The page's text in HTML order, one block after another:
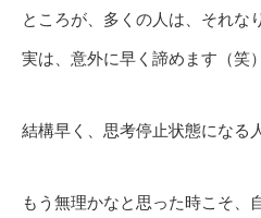
ところが、多くの人は、それな
実は、意外に早く諦めます（笑）
結構早く、思考停止状態になる
もう無理かなと思った時こそ、